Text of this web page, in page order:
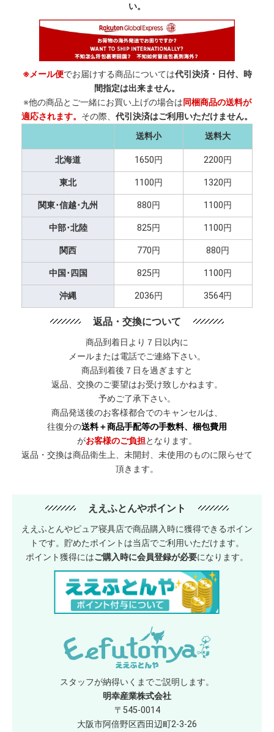
い。
※メール便でお届けする商品については代引決済・日付、時
間指定は出来ません。
※他の商品とご一緒にお買い上げの場合は同梱商品の送料が
適応されます。 その際、 代引決済はご利用いただけません。
送料小
送料大
北海道 1650円 2200円
東北 1100円 1320円
関東･信越･九州 880円 1100円
中部･北陸 825円 1100円
関西 770円 880円
中国･四国 825円 1100円
沖縄 2036円 3564円
返品・交換について
商品到着日より７日以内に
メールまたは電話でご連絡下さい。
商品到着後７日を過ぎますと
返品、交換のご要望はお受け致しかねます。
予めご了承下さい。
商品発送後のお客様都合でのキャンセルは、
往復分の送料＋商品手配等の手数料、梱包費用
がお客様のご負担となります。
返品・交換は商品衛生上、未開封、未使用のものに限らせて
頂きます。
ええふとんやポイント
ええふとんやピュア寝具店で商品購入時に獲得できるポイン
トです。貯めたポイントは当店でご利用いただけます。
ポイント獲得にはご購入時に会員登録が必要になります。
スタッフが納得いくまでご説明します。
明幸産業株式会社
〒545-0014
大阪市阿倍野区西田辺町2-3-26